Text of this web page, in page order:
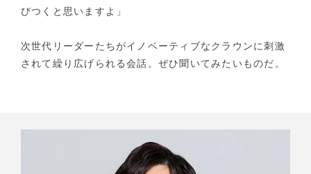
びつくと思いますよ」
次世代リーダーたちがイノベーティブなクラウンに刺激
されて繰り広げられる会話。ぜひ聞いてみたいものだ。